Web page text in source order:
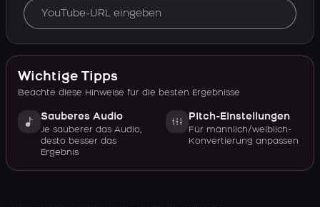
Wichtige Tipps
Beachte diese Hinweise für die besten Ergebnisse
Sauberes Audio
Je sauberer das Audio,
desto besser das
Ergebnis
Pitch-Einstellungen
Für männlich/weiblich-
Konvertierung anpassen